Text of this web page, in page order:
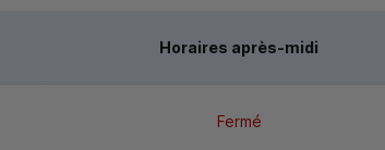
Horaires après-midi
Fermé